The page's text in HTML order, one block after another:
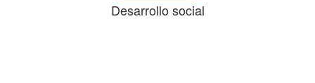
Desarrollo social